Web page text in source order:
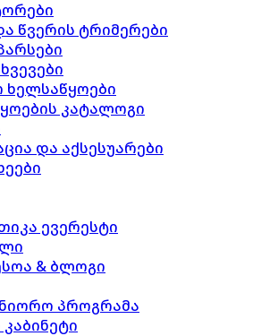
წვერის ტრიმერები
ხელსაწყოები
კატალოგი
და აქსესუარები
ევერესტი
& ბლოგი
პროგრამა